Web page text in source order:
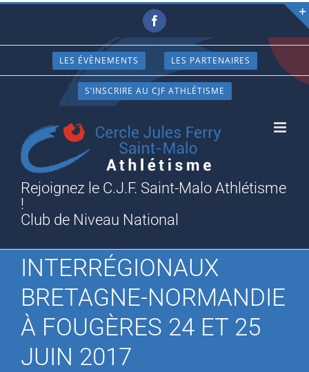
Passer
contenu
Facebook
LES ÉVÈNEMENTS LES PARTENAIRES
S’INSCRIRE AU CJF ATHLÉTISME
Rejoignez le C.J.F. Saint-Malo Athlétisme
!
Club de Niveau National
INTERRÉGIONAUX
BRETAGNE-NORMANDIE
À FOUGÈRES 24 ET 25
JUIN 2017